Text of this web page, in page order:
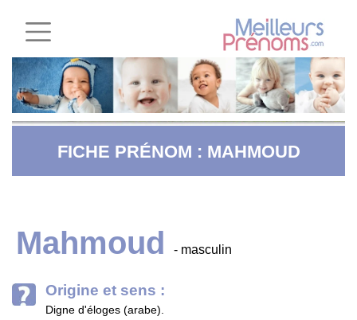
FICHE PRÉNOM : MAHMOUD
Mahmoud - masculin
Origine et sens :
Digne d'éloges (arabe).